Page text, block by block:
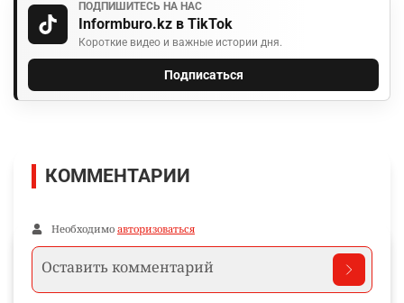
ПОДПИШИТЕСЬ НА НАС
Informburo.kz в TikTok
Короткие видео и важные истории дня.
Подписаться
КОММЕНТАРИИ
Необходимо авторизоваться